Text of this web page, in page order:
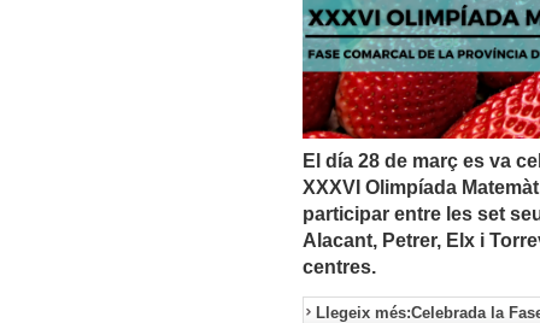
El día 28 de març es va
XXXVI Olimpíada
participar entre les set
Alacant, Petrer, Elx i
centres.
Llegeix més:Celebrada la